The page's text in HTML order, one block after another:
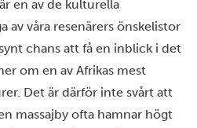
en av de kulturella
av våra resenärers önskelistor
chans att få en inblick i det
om en av Afrikas mest
Det är därför inte svårt att
massajby ofta hamnar högt